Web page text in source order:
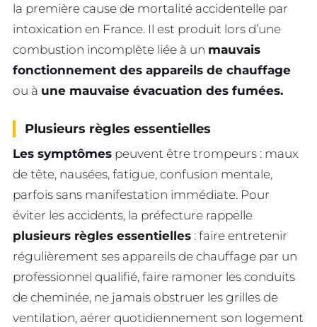
la première cause de mortalité accidentelle par
intoxication en France. Il est produit lors d’une
combustion incomplète liée à un mauvais
fonctionnement des appareils de chauffage
ou à une mauvaise évacuation des fumées.
Plusieurs règles essentielles
Les symptômes peuvent être trompeurs : maux
de tête, nausées, fatigue, confusion mentale,
parfois sans manifestation immédiate. Pour
éviter les accidents, la préfecture rappelle
plusieurs règles essentielles : faire entretenir
régulièrement ses appareils de chauffage par un
professionnel qualifié, faire ramoner les conduits
de cheminée, ne jamais obstruer les grilles de
ventilation, aérer quotidiennement son logement